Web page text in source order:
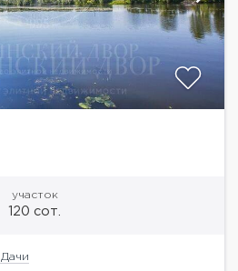
участок
120 сот.